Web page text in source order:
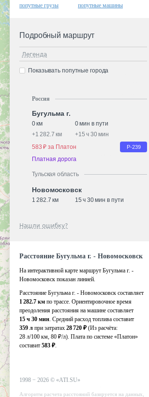
попутные грузы попутные машины
Подробный маршрут
Легенда
Показывать попутные города
Россия
Бугульма г.
0 км
0 мин в пути
+1 282.7 км +15 ч 30 мин
583 ₽ за Платон
Р-239
Платная дорога
Тульская область
Новомосковск
1 282.7 км 15 ч 30 мин в пути
Нашли ошибку?
Расстояние Бугульма г. - Новомосковск
На интерактивной карте маршрут Бугульма г. -
Новомосковск показан линией.
Расстояние Бугульма г. - Новомосковск составляет
1 282.7 км по трассе. Ориентировочное время
преодоления расстояния на машине составляет
15 ч 30 мин. Средний расход топлива составит
359 л при затратах 28 720 ₽ (Из расчёта:
28 л/100 км, 80 ₽/л). Плата по системе «Платон»
составит 583 ₽.
1998 − 2026 © «ATI.SU»
Алгоритм расчета расстояний базируется на данных,